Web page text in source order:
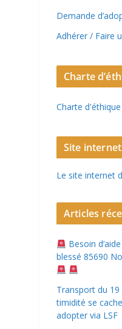
Demande
Adhérer / Faire
Charte
Charte d'éthique
Site internet
Le site internet
Articles
Besoin d’aide
blessé 85690
Transport du
timidité se
adopter via LSF